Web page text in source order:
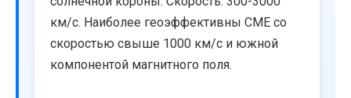
км/с. Наиболее геоэффективны CME со
скоростью свыше 1000 км/с и южной
компонентой магнитного поля.